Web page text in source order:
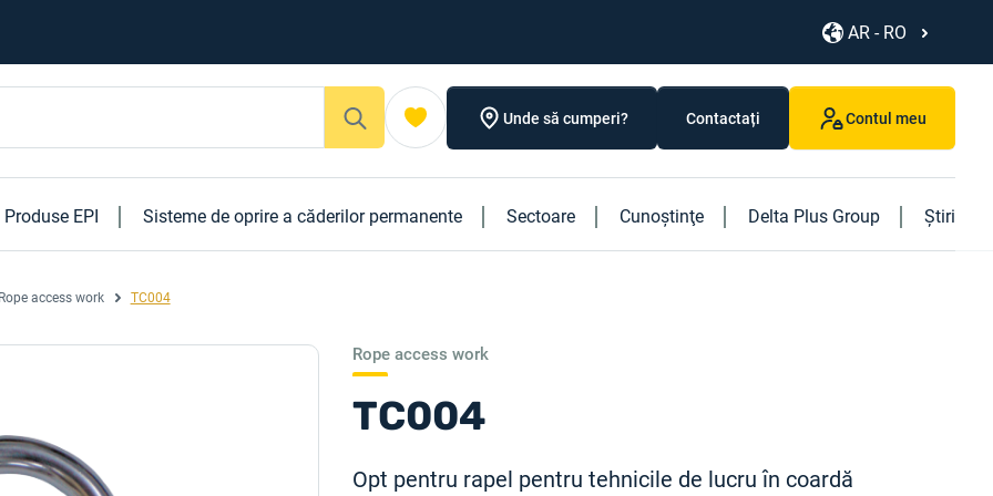
AR - RO
Unde să cumperi? Contactați Contul meu
Produse EPI Sisteme de oprire a căderilor permanente Sectoare Cunoştinţe Delta Plus Group Știri
Rope access work TC004
Rope access work
TC004
Opt pentru rapel pentru tehnicile de lucru în coardă